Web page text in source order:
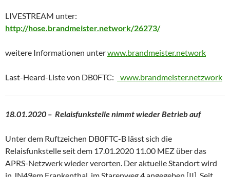
LIVESTREAM unter:
http://hose.brandmeister.network/26273/
weitere Informationen unterwww.brandmeister.network
Last-Heard-Liste von DB0FTC: www.brandmeister.netzwork
18.01.2020 – Relaisfunkstelle nimmt wieder Betrieb auf
Unter dem Ruftzeichen DB0FTC-B lässt sich die
Relaisfunkstelle seit dem 17.01.2020 11.00 MEZ über das
APRS-Netzwerk wieder verorten. Der aktuelle Standort wird
in JN49em Frankenthal, im Starenweg 4 angegeben [II]. Seit